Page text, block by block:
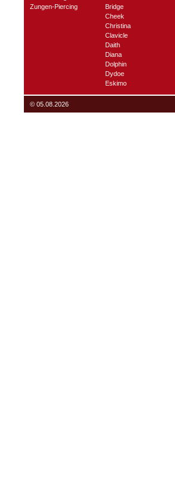
Zungen-Piercing
Bridge
Cheek
Christina
Clavicle
Daith
Diana
Dolphin
Dydoe
Eskimo
© 05.08.2026